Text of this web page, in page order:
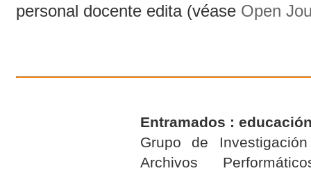
personal docente edita (véase Open
Entramados :
Grupo de
Archivos